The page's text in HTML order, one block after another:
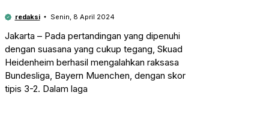
redaksi Senin, 8 April 2024
Jakarta – Pada pertandingan yang dipenuhi
dengan suasana yang cukup tegang, Skuad
Heidenheim berhasil mengalahkan raksasa
Bundesliga, Bayern Muenchen, dengan skor
tipis 3-2. Dalam laga